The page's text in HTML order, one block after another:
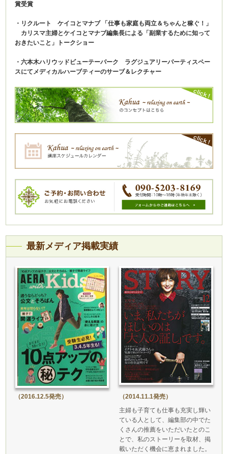
賞受賞
・リクルート ケイコとマナブ 「仕事も家庭も両立＆ちゃんと稼ぐ！」
カリスマ主婦とケイコとマナブ編集長による「副業するために知って
おきたいこと」トークショー
・六本木ハリウッドビューテーパーク ラグジュアリーパーティスペー
スにてメディカルハーブティーのサーブ＆レクチャー
最新メディア掲載実績
（2016.12.5発売）
（2014.11.1発売）
主婦も子育ても仕事も充実し輝い
ている人として、編集部の中でた
くさんの推薦をいただいたとのこ
とで、私のストーリーを取材、掲
載いただく機会に恵まれました。